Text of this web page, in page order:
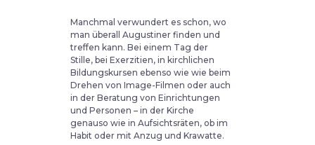
Manchmal verwundert es schon, wo
man überall Augustiner finden und
treffen kann. Bei einem Tag der
Stille, bei Exerzitien, in kirchlichen
Bildungskursen ebenso wie wie beim
Drehen von Image-Filmen oder auch
in der Beratung von Einrichtungen
und Personen – in der Kirche
genauso wie in Aufsichtsräten, ob im
Habit oder mit Anzug und Krawatte.